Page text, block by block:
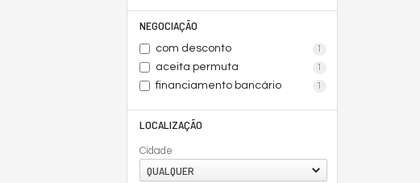
NEGOCIAÇÃO
com desconto 1
aceita permuta 1
financiamento bancário 1
LOCALIZAÇÃO
Cidade
QUALQUER